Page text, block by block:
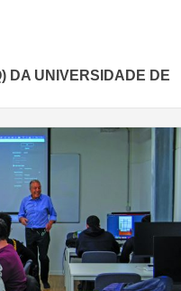
DA UNIVERSIDADE DE